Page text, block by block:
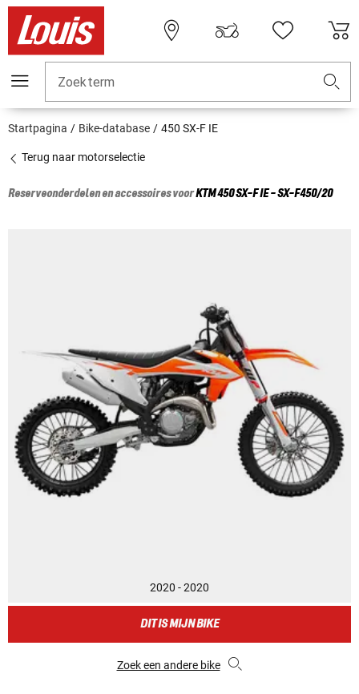
Zoekterm
Startpagina Bike-database 450 SX-F IE
Terug naar motorselectie
Reserveonderdelen en accessoires voorKTM450 SX-F IE - SX-F450/20
2020 - 2020
DIT IS MIJN BIKE
Zoek een andere bike